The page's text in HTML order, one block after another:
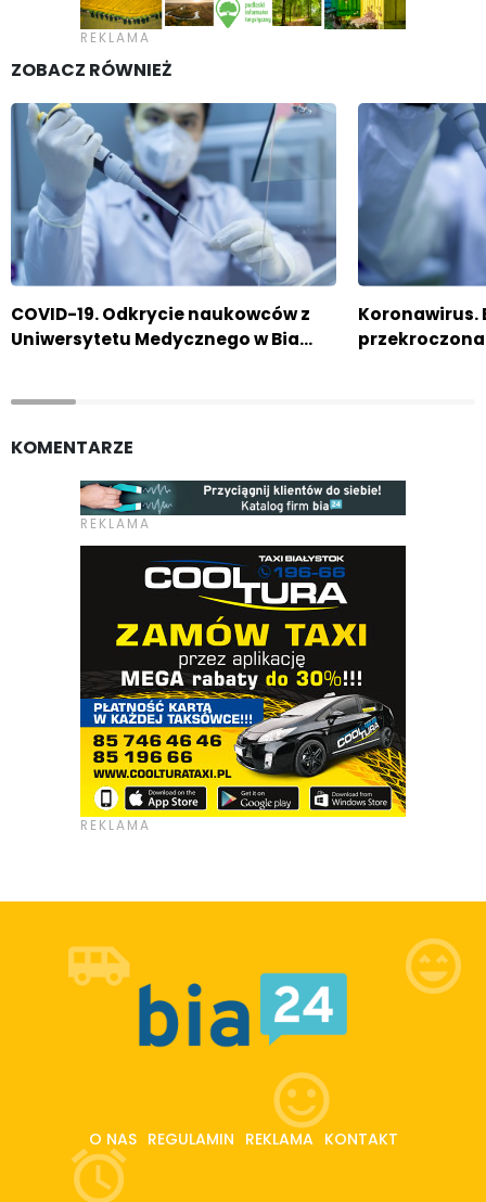
ZOBACZ RÓWNIEŻ
COVID-19. Odkrycie naukowców z
Uniwersytetu Medycznego w Bia…
Koronawirus.
przekroczona
KOMENTARZE
O NAS REGULAMIN REKLAMA KONTAKT